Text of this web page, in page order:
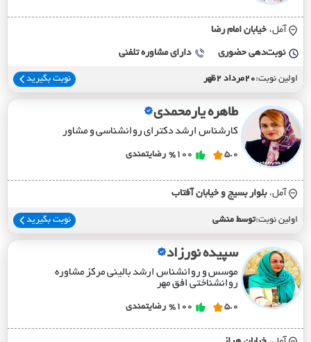
آمل، خيابان امام رضا
نوبت‌دهی حضوری دارای مشاوره تلفنی
اولین نوبت:20مرداد 2ظهر نوبت بگیرید
طاهره یارمحمدی
کارشناس ارشد دکترای روانشناسی و مشاور
5.0
%100 رضایتمندی
آمل، بلوار بسيج و خيابان آفتاب
اولین نوبت:توسط منشی نوبت بگیرید
سپیده نورزاد
موسس و روانشناس ارشد بالینی مرکز مشاوره
روانشناختی افق مهر
5.0
%100 رضایتمندی